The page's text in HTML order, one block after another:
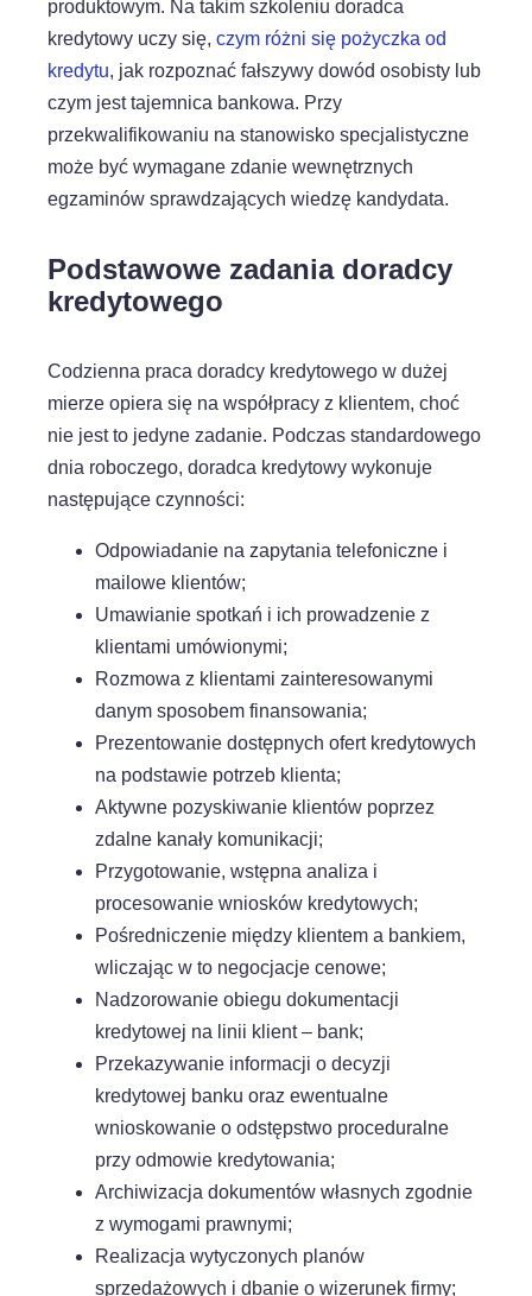
produktowym. Na takim szkoleniu doradca
kredytowy uczy się, czym różni się pożyczka od
kredytu, jak rozpoznać fałszywy dowód osobisty lub
czym jest tajemnica bankowa. Przy
przekwalifikowaniu na stanowisko specjalistyczne
może być wymagane zdanie wewnętrznych
egzaminów sprawdzających wiedzę kandydata.
Podstawowe zadania doradcy
kredytowego
Codzienna praca doradcy kredytowego w dużej
mierze opiera się na współpracy z klientem, choć
nie jest to jedyne zadanie. Podczas standardowego
dnia roboczego, doradca kredytowy wykonuje
następujące czynności:
Odpowiadanie na zapytania telefoniczne i
mailowe klientów;
Umawianie spotkań i ich prowadzenie z
klientami umówionymi;
Rozmowa z klientami zainteresowanymi
danym sposobem finansowania;
Prezentowanie dostępnych ofert kredytowych
na podstawie potrzeb klienta;
Aktywne pozyskiwanie klientów poprzez
zdalne kanały komunikacji;
Przygotowanie, wstępna analiza i
procesowanie wniosków kredytowych;
Pośredniczenie między klientem a bankiem,
wliczając w to negocjacje cenowe;
Nadzorowanie obiegu dokumentacji
kredytowej na linii klient – bank;
Przekazywanie informacji o decyzji
kredytowej banku oraz ewentualne
wnioskowanie o odstępstwo proceduralne
przy odmowie kredytowania;
Archiwizacja dokumentów własnych zgodnie
z wymogami prawnymi;
Realizacja wytyczonych planów
sprzedażowych i dbanie o wizerunek firmy;